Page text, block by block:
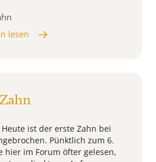
lesen
Heute ist der erste Zahn bei
Pünktlich zum 6.
hier im Forum öfter gelesen,